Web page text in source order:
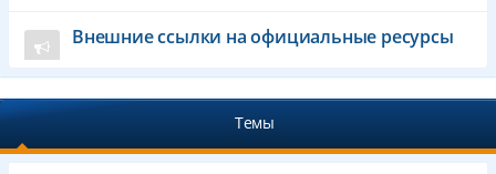
Внешние ссылки на официальные ресурсы
Темы